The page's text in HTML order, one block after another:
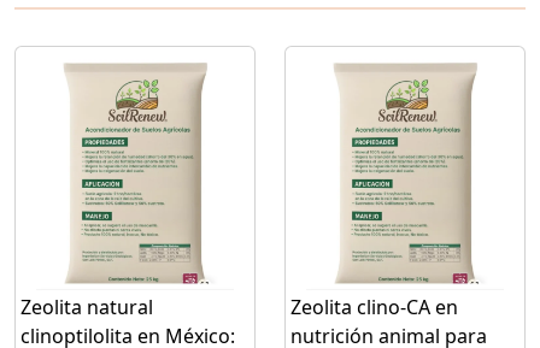
Zeolita natural
clinoptilolita en México:
Zeolita clino-CA en
nutrición animal para